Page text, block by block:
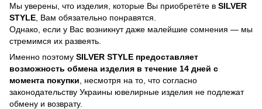
Мы уверены, что изделия, которые Вы приобретёте в SILVER
STYLE , Вам обязательно понравятся.
Однако, если у Вас возникнут даже малейшие сомнения — мы
стремимся их развеять.
Именно поэтому SILVER STYLE предоставляет
возможность обмена изделия в течение 14 дней с
момента покупки , несмотря на то, что согласно
законодательству Украины ювелирные изделия не подлежат
обмену и возврату.